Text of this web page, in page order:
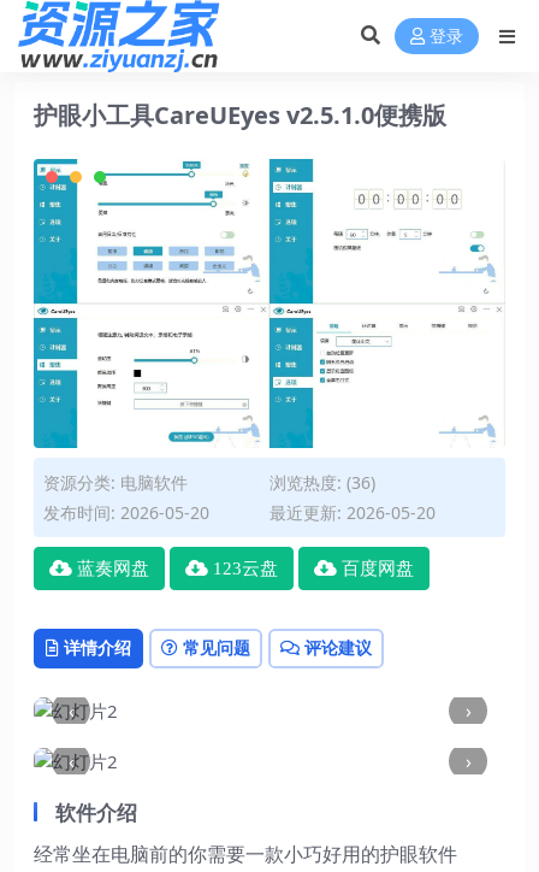
登录
护眼小工具CareUEyes v2.5.1.0便携版
资源分类: 电脑软件
浏览热度: (36)
发布时间: 2026-05-20
最近更新: 2026-05-20
蓝奏网盘 123云盘 百度网盘
详情介绍 常见问题 评论建议
‹
›
‹
›
软件介绍
经常坐在电脑前的你需要一款小巧好用的护眼软件